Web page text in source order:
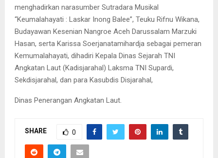
menghadirkan narasumber Sutradara Musikal
“Keumalahayati : Laskar Inong Balee”, Teuku Rifnu Wikana,
Budayawan Kesenian Nangroe Aceh Darussalam Marzuki
Hasan, serta Karissa Soerjanatamihardja sebagai pemeran
Kemumalahayati, dihadiri Kepala Dinas Sejarah TNI
Angkatan Laut (Kadisjarahal) Laksma TNI Supardi,
Sekdisjarahal, dan para Kasubdis Disjarahal,
Dinas Penerangan Angkatan Laut.
SHARE 0